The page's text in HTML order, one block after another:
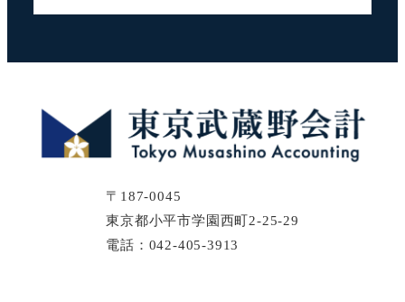
〒187-0045
東京都小平市学園西町2-25-29
電話：042-405-3913